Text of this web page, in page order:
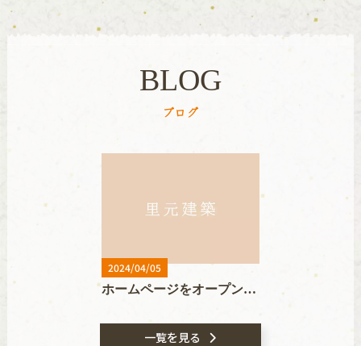
BLOG
ブログ
2024/04/05
ホームページをオープンしました！
一覧を見る